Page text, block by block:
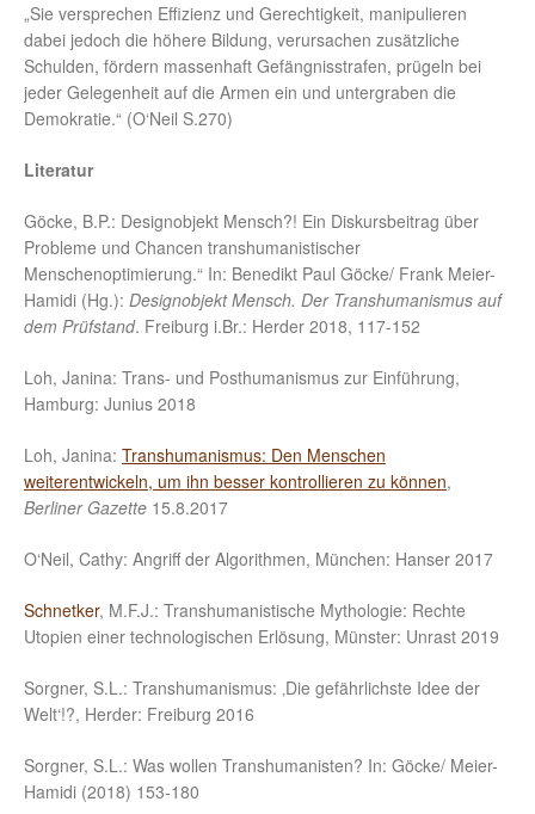
„Sie versprechen Effizienz und Gerechtigkeit, manipulieren
dabei jedoch die höhere Bildung, verursachen zusätzliche
Schulden, fördern massenhaft Gefängnisstrafen, prügeln bei
jeder Gelegenheit auf die Armen ein und untergraben die
Demokratie.“ (O‘Neil S.270)
Literatur
Göcke, B.P.: Designobjekt Mensch?! Ein Diskursbeitrag über
Probleme und Chancen transhumanistischer
Menschenoptimierung.“ In: Benedikt Paul Göcke/ Frank Meier-
Hamidi (Hg.): Designobjekt Mensch. Der Transhumanismus auf
dem Prüfstand. Freiburg i.Br.: Herder 2018, 117-152
Loh, Janina: Trans- und Posthumanismus zur Einführung,
Hamburg: Junius 2018
Loh, Janina: Transhumanismus: Den Menschen
weiterentwickeln, um ihn besser kontrollieren zu können,
Berliner Gazette 15.8.2017
O‘Neil, Cathy: Angriff der Algorithmen, München: Hanser 2017
Schnetker, M.F.J.: Transhumanistische Mythologie: Rechte
Utopien einer technologischen Erlösung, Münster: Unrast 2019
Sorgner, S.L.: Transhumanismus: ‚Die gefährlichste Idee der
Welt‘!?, Herder: Freiburg 2016
Sorgner, S.L.: Was wollen Transhumanisten? In: Göcke/ Meier-
Hamidi (2018) 153-180